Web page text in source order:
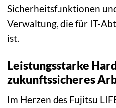
Sicherheitsfunktionen
Verwaltung, die für IT-
ist.
Leistungsstarke
zukunftssicheres
Im Herzen des Fujitsu